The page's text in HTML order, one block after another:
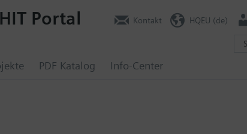
PDF Katalog Info-Center
HIT Portal Kontakt HQEU (de)